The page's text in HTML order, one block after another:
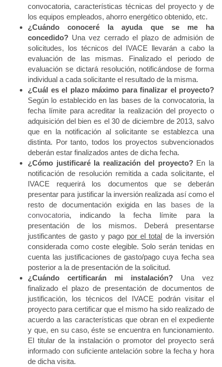
convocatoria, características técnicas del proyecto y de
los equipos empleados, ahorro energético obtenido, etc.
¿Cuándo conoceré la ayuda que se me ha
concedido? Una vez cerrado el plazo de admisión de
solicitudes, los técnicos del IVACE llevarán a cabo la
evaluación de las mismas. Finalizado el periodo de
evaluación se dictará resolución, notificándose de forma
individual a cada solicitante el resultado de la misma.
¿Cuál es el plazo máximo para finalizar el proyecto?
Según lo establecido en las bases de la convocatoria, la
fecha límite para acreditar la realización del proyecto o
adquisición del bien es el 30 de diciembre de 2013, salvo
que en la notificación al solicitante se establezca una
distinta. Por tanto, todos los proyectos subvencionados
deberán estar finalizados antes de dicha fecha.
¿Cómo justificaré la realización del proyecto?En la
notificación de resolución remitida a cada solicitante, el
IVACE requerirá los documentos que se deberán
presentar para justificar la inversión realizada así como el
resto de documentación exigida en las bases de la
convocatoria, indicando la fecha límite para la
presentación de los mismos. Deberá presentarse
justificantes de gasto y pago por el total de la inversión
considerada como coste elegible. Solo serán tenidas en
cuenta las justificaciones de gasto/pago cuya fecha sea
posterior a la de presentación de la solicitud.
¿Cuándo certificarán mi instalación? Una vez
finalizado el plazo de presentación de documentos de
justificación, los técnicos del IVACE podrán visitar el
proyecto para certificar que el mismo ha sido realizado de
acuerdo a las características que obran en el expediente
y que, en su caso, éste se encuentra en funcionamiento.
El titular de la instalación o promotor del proyecto será
informado con suficiente antelación sobre la fecha y hora
de dicha visita.